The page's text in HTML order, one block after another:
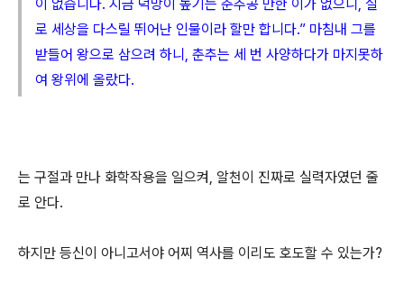
이 없습니다. 지금 덕망이 높기는 춘추공 만한 이가 없으니, 실
로 세상을 다스릴 뛰어난 인물이라 할만 합니다.” 마침내 그를
받들어 왕으로 삼으려 하니, 춘추는 세 번 사양하다가 마지못하
여 왕위에 올랐다.
는 구절과 만나 화학작용을 일으켜, 알천이 진짜로 실력자였던 줄
로 안다.
하지만 등신이 아니고서야 어찌 역사를 이리도 호도할 수 있는가?